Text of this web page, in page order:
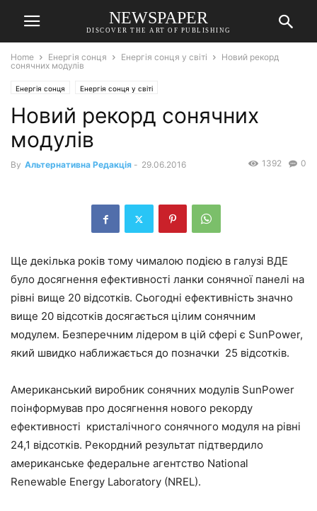
NEWSPAPER
DISCOVER THE ART OF PUBLISHING
Home Енергія сонця Енергія сонця у світі
Новий рекорд
сонячних модулів
Енергія сонця Енергія сонця у світі
Новий рекорд сонячних
модулів
By Альтернативна Редакція - 29.06.2016 0
1392
Ще декілька років тому чималою подією в галузі ВДЕ
було досягнення ефективності ланки сонячної панелі на
рівні вище 20 відсотків. Сьогодні ефективність значно
вище 20 відсотків досягається цілим сонячним
модулем. Безперечним лідером в цій сфері є SunPower,
який швидко наближається до позначки 25 відсотків.
Американський виробник сонячних модулів SunPower
поінформував про досягнення нового рекорду
ефективності кристалічного сонячного модуля на рівні
24,1 відсотків. Рекордний результат підтвердило
американське федеральне агентство National
Renewable Energy Laboratory (NREL).